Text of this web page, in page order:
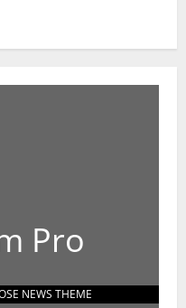
Pro
NEWS THEME